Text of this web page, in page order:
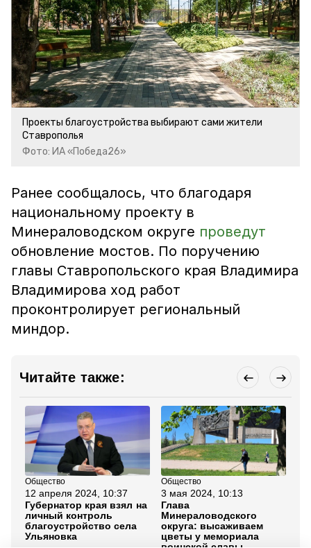
Проекты благоустройства выбирают сами жители
Ставрополья
Фото: ИА «Победа26»
Ранее сообщалось, что благодаря
национальному проекту в
Минераловодском округе проведут
обновление мостов. По поручению
главы Ставропольского края Владимира
Владимирова ход работ
проконтролирует региональный
миндор.
Читайте также:
Общество
12 апреля 2024, 10:37
Губернатор края взял на
личный контроль
благоустройство села
Ульяновка
Общество
3 мая 2024, 10:13
Глава
Минераловодского
округа: высаживаем
цветы у мемориала